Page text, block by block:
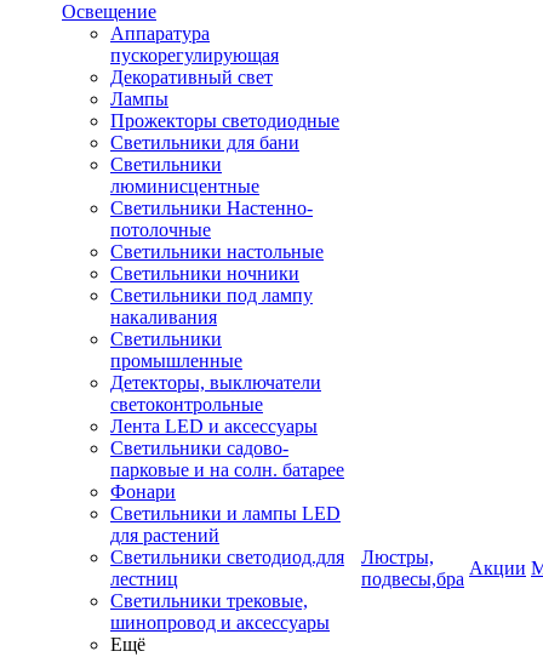
Освещение
Аппаратура
пускорегулирующая
Декоративный свет
Лампы
Прожекторы светодиодные
Светильники для бани
Светильники
люминисцентные
Светильники Настенно-
потолочные
Светильники настольные
Светильники ночники
Светильники под лампу
накаливания
Светильники
промышленные
Детекторы, выключатели
светоконтрольные
Лента LED и аксессуары
Светильники садово-
парковые и на солн. батарее
Фонари
Светильники и лампы LED
для растений
Светильники светодиод.для
лестниц
Светильники трековые,
шинопровод и аксессуары
Ещё
Люстры,
подвесы,бра
Акции